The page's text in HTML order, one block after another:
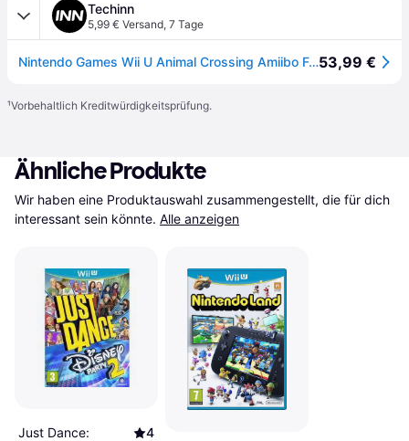
Techinn
5,99 € Versand, 7 Tage
Nintendo Games Wii U Animal Crossing Amiibo Festival 2 Amiibo Figures + 3 Amiibo Cards Mehrfarbig PAL53,99 €
¹Vorbehaltlich Kreditwürdigkeitsprüfung.
Ähnliche Produkte
Wir haben eine Produktauswahl zusammengestellt, die für dich
interessant sein könnte. Alle anzeigen
Just Dance:
4